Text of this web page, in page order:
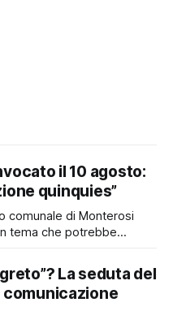
il 10 agosto:
quinquies”
comunale di Monterosi
tema che potrebbe
cosiddetta
affidati all’Agente della
politico che merita
La seduta del
comunicazione